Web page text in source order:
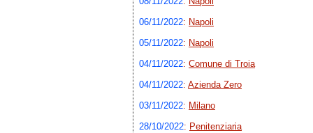
06/11/2022: Napoli
05/11/2022: Napoli
04/11/2022: Comune di Troia
04/11/2022: Azienda Zero
03/11/2022: Milano
28/10/2022: Penitenziaria